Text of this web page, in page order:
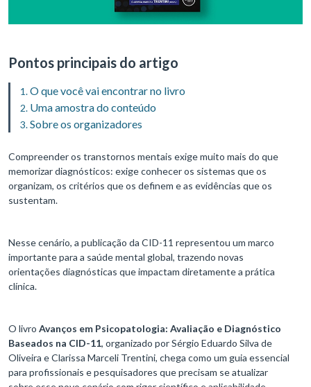
Pontos principais do artigo
O que você vai encontrar no livro
Uma amostra do conteúdo
Sobre os organizadores
Compreender os transtornos mentais exige muito mais do que
memorizar diagnósticos: exige conhecer os sistemas que os
organizam, os critérios que os definem e as evidências que os
sustentam.
Nesse cenário, a publicação da CID-11 representou um marco
importante para a saúde mental global, trazendo novas
orientações diagnósticas que impactam diretamente a prática
clínica.
O livro Avanços em Psicopatologia: Avaliação e Diagnóstico
Baseados na CID-11, organizado por Sérgio Eduardo Silva de
Oliveira e Clarissa Marceli Trentini, chega como um guia essencial
para profissionais e pesquisadores que precisam se atualizar